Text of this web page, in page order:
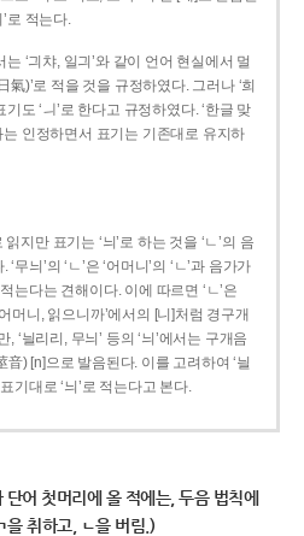
로 적는다.
‘긔챠, 일긔’와 같이 언어 현실에서 멀
氣)’로 적을 것을 규정하였다. 그러나 ‘희
도 ‘ㅢ’로 한다고 규정하였다. ‘한글 맞
인정하면서 표기는 기존대로 유지하
읽지만 표기는 ‘늬’로 하는 것을 ‘ㄴ’의 음
늬’의 ‘ㄴ’은 ‘어머니’의 ‘ㄴ’과 음가가
는다는 견해이다. 이에 따르면 ‘ㄴ’은
머니, 읽으니까’에서의 [니]처럼 경구개
‘늴리리, 무늬’ 등의 ‘늬’에서는 구개음
音) [n]으로 발음된다. 이를 고려하여 ‘늴
기대로 ‘늬’로 적는다고 본다.
단어 첫머리에 올 적에는, 두음 법칙에
을 취하고, ㄴ을 버림.)